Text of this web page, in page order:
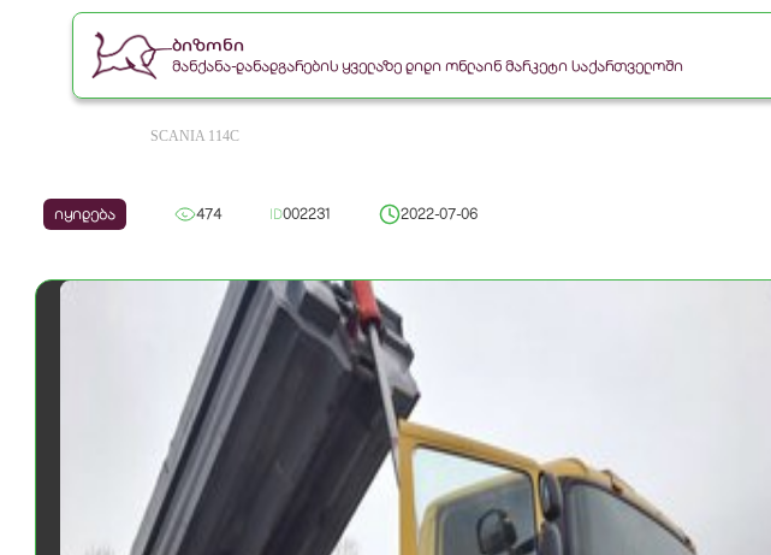
ბიზონი
მანქანა-დანადგარების ყველაზე დიდი ონლაინ მარკეტი საქართველოში
SCANIA 114C
იყიდება 474 ID002231 2022-07-06